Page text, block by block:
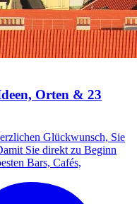
Orten & 23
Glückwunsch, Sie
Sie direkt zu Beginn
Bars, Cafés,